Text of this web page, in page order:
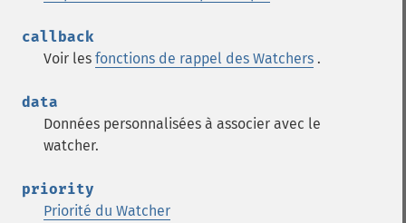
callback
Voir les fonctions de rappel des Watchers .
data
Données personnalisées à associer avec le
watcher.
priority
Priorité du Watcher